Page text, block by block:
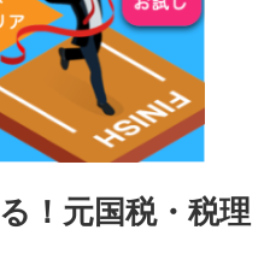
！元国税・税理